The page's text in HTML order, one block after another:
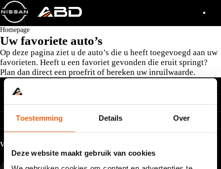
Toestemming Details Over
Deze website maakt gebruik van cookies
Homepage
Uw favoriete auto’s
Op deze pagina ziet u de auto’s die u heeft toegevoegd aan uw
favorieten. Heeft u een favoriet gevonden die eruit springt?
Plan dan direct een proefrit of bereken uw inruilwaarde.
Direct naar
Acties
Elektrisch rijden
Hybride rijden
Thuis laden
Private lease
EV Onderhoud
Reparaties
Onze beloften
Over ABD
Vestigingen
Over ABD
Geschiedenis
Werken bij ABD
Nieuws
Volg ons